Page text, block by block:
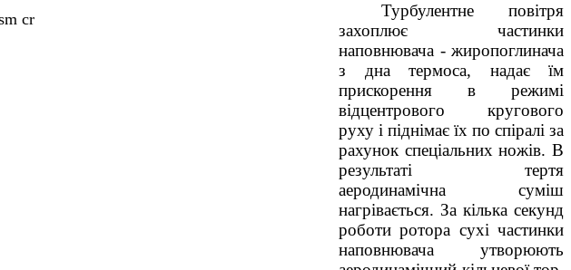
Турбулентне повітря
захоплює частинки
наповнювача - жиропоглинача
з дна термоса, надає їм
прискорення в режимі
відцентрового кругового
руху і піднімає їх по спіралі за
рахунок спеціальних ножів. В
результаті тертя
аеродинамічна суміш
нагрівається. За кілька секунд
роботи ротора сухі частинки
наповнювача утворюють